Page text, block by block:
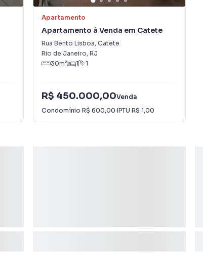
Apartamento
Apartamento à Venda em Catete
Rua Bento Lisboa, Catete
Rio de Janeiro, RJ
30m² 1 1
R$ 450.000,00Venda
Condomínio R$ 600,00·IPTU R$ 1,00